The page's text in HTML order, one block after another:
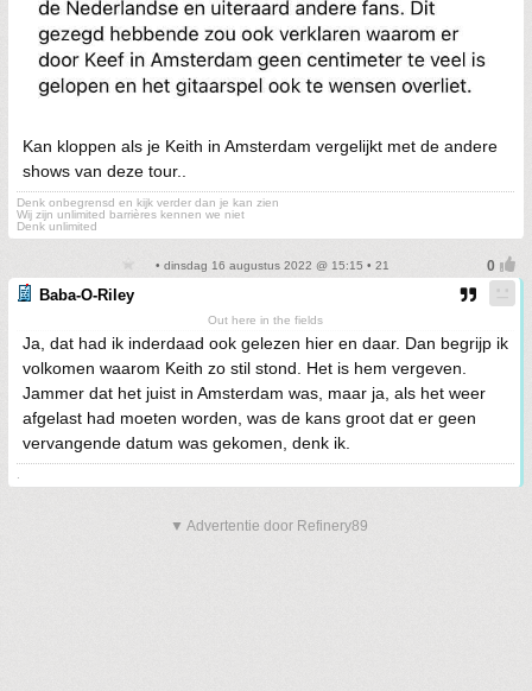
Kan kloppen als je Keith in Amsterdam vergelijkt met de andere
shows van deze tour..
Denk onbegrensd en kijk verder dan je kan zien
Wij zijn unlimited barrières kennen we niet
Denk unlimited
• dinsdag 16 augustus 2022 @ 15:15 • 21
Baba-O-Riley
Out here in the fields
Ja, dat had ik inderdaad ook gelezen hier en daar. Dan begrijp ik
volkomen waarom Keith zo stil stond. Het is hem vergeven.
Jammer dat het juist in Amsterdam was, maar ja, als het weer
afgelast had moeten worden, was de kans groot dat er geen
vervangende datum was gekomen, denk ik.
▼ Advertentie door Refinery89